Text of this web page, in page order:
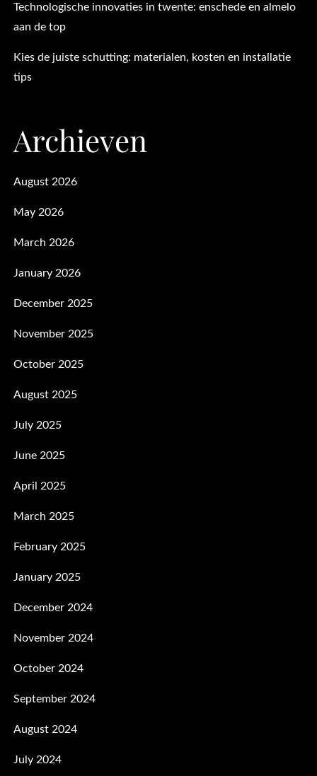
Technologische innovaties in twente: enschede en almelo
aan de top
Kies de juiste schutting: materialen, kosten en installatie
tips
Archieven
August 2026
May 2026
March 2026
January 2026
December 2025
November 2025
October 2025
August 2025
July 2025
June 2025
April 2025
March 2025
February 2025
January 2025
December 2024
November 2024
October 2024
September 2024
August 2024
July 2024